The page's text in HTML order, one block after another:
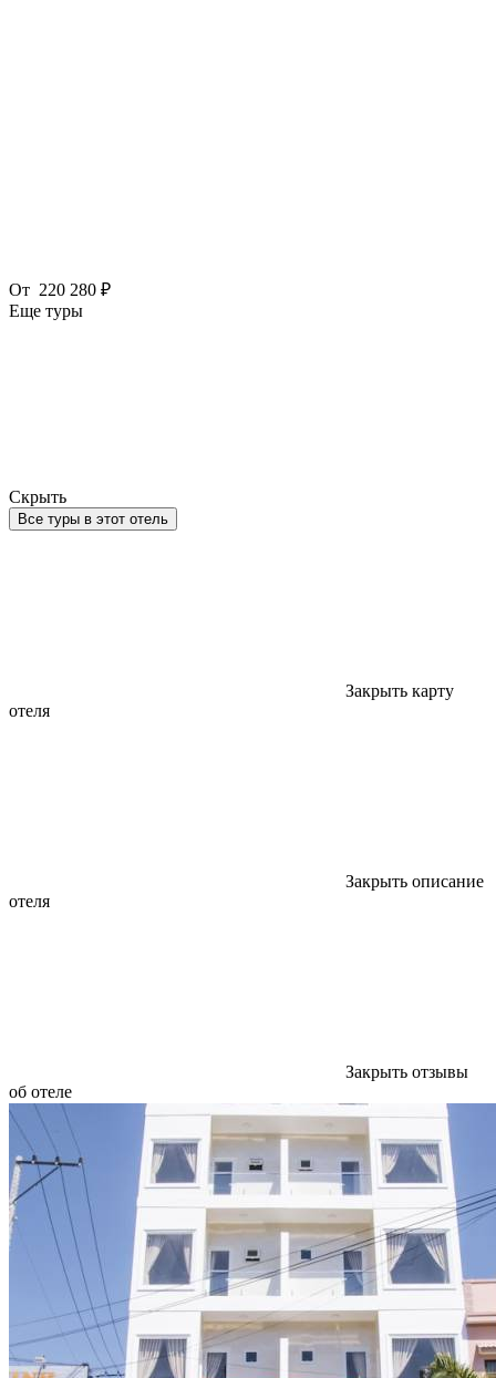
От 220 280 ₽
Еще туры
Скрыть
Все туры в этот отель
Закрыть карту
отеля
Закрыть описание
отеля
Закрыть отзывы
об отеле